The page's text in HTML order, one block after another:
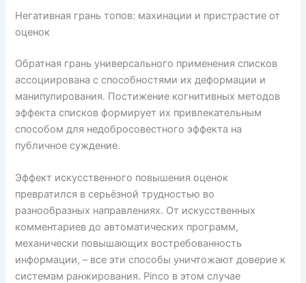
Негативная грань топов: махинации и пристрастие от
оценок
Обратная грань универсального применения списков
ассоциирована с способностями их деформации и
манипулирования. Постижение когнитивных методов
эффекта списков формирует их привлекательным
способом для недобросовестного эффекта на
публичное суждение.
Эффект искусственного повышения оценок
превратился в серьёзной трудностью во
разнообразных направлениях. От искусственных
комментариев до автоматических программ,
механически повышающих востребованность
информации, – все эти способы уничтожают доверие к
системам ранжирования. Pinco в этом случае